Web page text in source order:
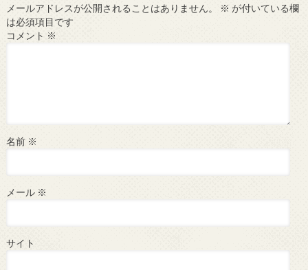
メールアドレスが公開されることはありません。 ※ が付いている欄
は必須項目です
コメント ※
名前 ※
メール ※
サイト